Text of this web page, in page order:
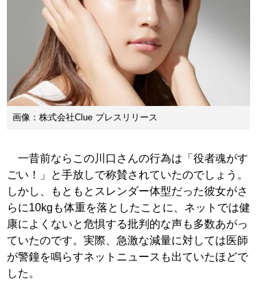
画像：株式会社Clue プレスリリース
一昔前ならこの川口さんの行為は「役者魂がす
ごい！」と手放しで称賛されていたのでしょう。
しかし、もともとスレンダー体型だった彼女がさ
らに10kgも体重を落としたことに、ネットでは健
康によくないと危惧する批判的な声も多数あがっ
ていたのです。実際、急激な減量に対しては医師
が警鐘を鳴らすネットニュースも出ていたほどで
した。